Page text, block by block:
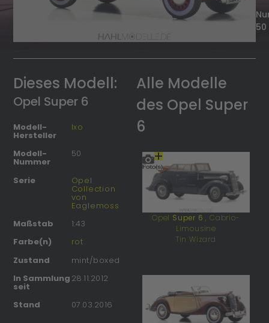
50
Dieses Modell:
Opel Super 6
Modell-
Hersteller
Ixo
Modell-
Nummer
50
Serie Opel
Collection
von
Eaglemoss
Maßstab
1:43
Farbe(n)
rot
Zustand
mint/boxed
In Sammlung
seit
28.11.2012
Stand 07.03.2016
Alle Modelle
des Opel Super
6
Opel Super 6, Cabrio-
Limousine
Tin Wizard